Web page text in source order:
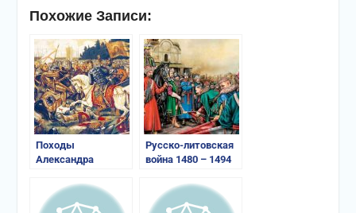
Похожие Записи:
Походы
Александра
Русско-литовская
война 1480 – 1494